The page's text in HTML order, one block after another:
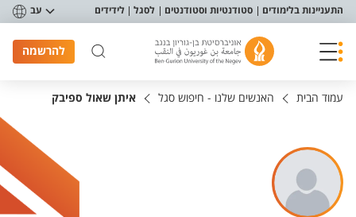
תפריט נגישות
התעניינות בלימודים סטודנטיות וסטודנטים לסגל לידידים עב
להרשמה
עמוד הבית האנשים שלנו - חיפוש סגל איתן שאול ספיבק